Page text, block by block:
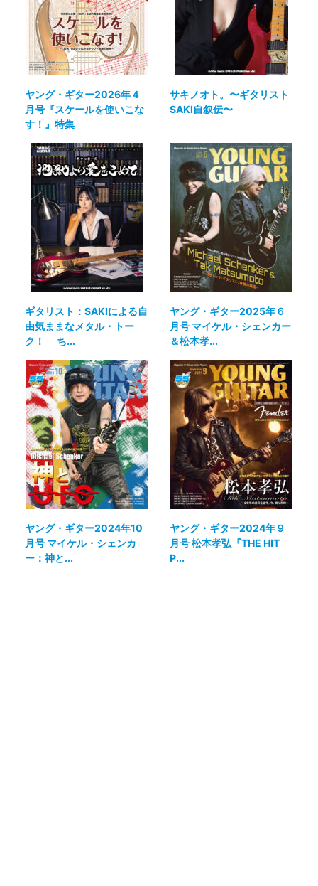
ヤング・ギター2026年４
月号『スケールを使いこな
す！』特集
サキノオト。〜ギタリスト
SAKI自叙伝〜
ギタリスト：SAKIによる自
由気ままなメタル・トー
ク！ ち...
ヤング・ギター2025年６
月号 マイケル・シェンカー
＆松本孝...
ヤング・ギター2024年10
月号 マイケル・シェンカ
ー：神と...
ヤング・ギター2024年９
月号 松本孝弘『THE HIT
P...